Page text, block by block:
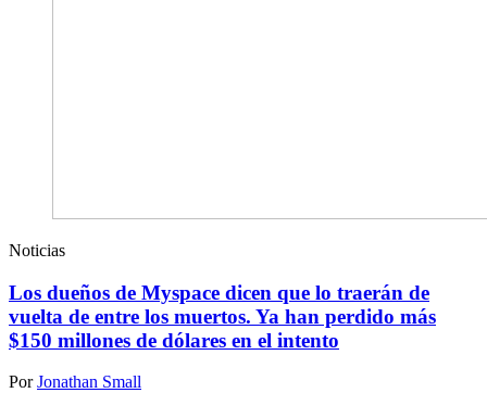
Noticias
Los dueños de Myspace dicen que lo traerán de
vuelta de entre los muertos. Ya han perdido más
$150 millones de dólares en el intento
PorJonathan Small